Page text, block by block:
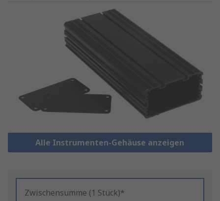
Alle Instrumenten-Gehäuse anzeigen
Zwischensumme (1 Stück)*